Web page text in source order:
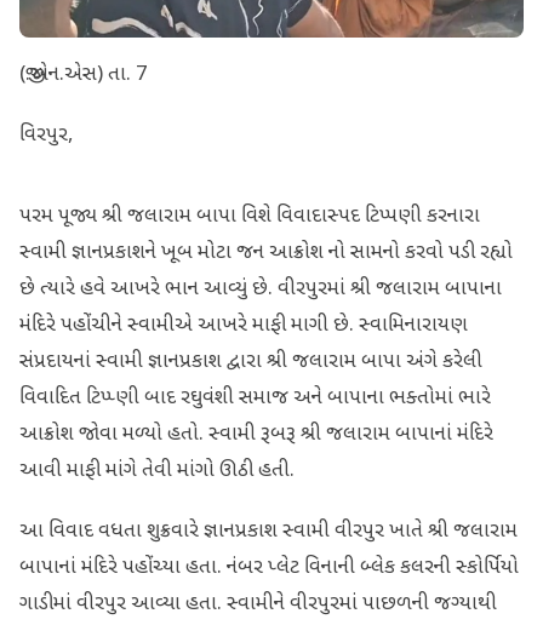
(જી.એન.એસ) તા. 7
વિરપુર,
પરમ પૂજ્ય શ્રી જલારામ બાપા વિશે વિવાદાસ્પદ ટિપ્પણી કરનારા
સ્વામી જ્ઞાનપ્રકાશને ખૂબ મોટા જન આક્રોશ નો સામનો કરવો પડી રહ્યો
છે ત્યારે હવે આખરે ભાન આવ્યું છે. વીરપુરમાં શ્રી જલારામ બાપાના
મંદિરે પહોંચીને સ્વામીએ આખરે માફી માગી છે. સ્વામિનારાયણ
સંપ્રદાયનાં સ્વામી જ્ઞાનપ્રકાશ દ્વારા શ્રી જલારામ બાપા અંગે કરેલી
વિવાદિત ટિપ્પ્ણી બાદ રઘુવંશી સમાજ અને બાપાના ભક્તોમાં ભારે
આક્રોશ જોવા મળ્યો હતો. સ્વામી રૂબરૂ શ્રી જલારામ બાપાનાં મંદિરે
આવી માફી માંગે તેવી માંગો ઊઠી હતી.
આ વિવાદ વધતા શુક્રવારે જ્ઞાનપ્રકાશ સ્વામી વીરપુર ખાતે શ્રી જલારામ
બાપાનાં મંદિરે પહોંચ્યા હતા. નંબર પ્લેટ વિનાની બ્લેક કલરની સ્કોર્પિયો
ગાડીમાં વીરપુર આવ્યા હતા. સ્વામીને વીરપુરમાં પાછળની જગ્યાથી